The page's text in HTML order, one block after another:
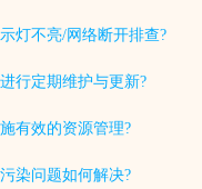
灯不亮/网络断开排查?
行定期维护与更新?
有效的资源管理?
染问题如何解决?